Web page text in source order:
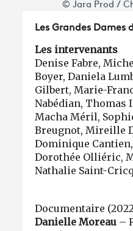
© Jara Prod /
Les Grandes
Les intervenants
Denise Fabre,
Boyer, Daniela
Gilbert, Marie-
Nabédian, Thomas
Macha Méril,
Breugnot, Mireille
Dominique
Dorothée Olliéric,
Nathalie Saint-
Documentaire
Danielle Moreau –